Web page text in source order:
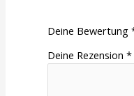
Deine Bewertung
Deine Rezension*